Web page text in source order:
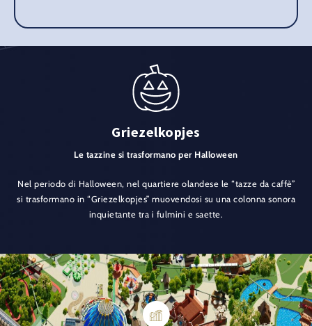
Griezelkopjes
Le tazzine si trasformano per Halloween
Nel periodo di Halloween, nel quartiere olandese le “tazze da caffè”
si trasformano in “Griezelkopjes” muovendosi su una colonna sonora
inquietante tra i fulmini e saette.